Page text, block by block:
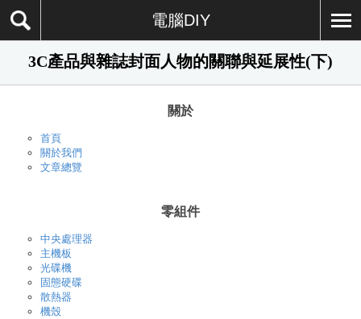
電腦DIY
3C產品與雜誌封面人物的關聯與延展性(下)
關於
首頁
關於我們
文章總覽
零組件
中央處理器
主機板
光碟機
固態硬碟
散熱器
機殼